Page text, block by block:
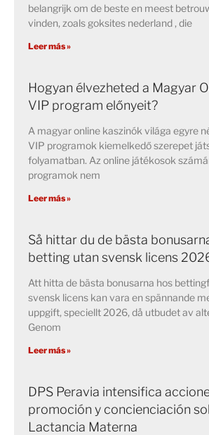
belangrijk om de beste en meest
vinden, zoals goksites nederland , die
Leer más »
Hogyan élvezheted a Magyar
VIP program előnyeit?
A magyar online kaszinók világa egyre
VIP programok kiemelkedő szerepet
folyamatban. Az online játékosok
programok nem
Leer más »
Så hittar du de bästa
betting utan svensk licens
Att hitta de bästa bonusarna hos
svensk licens kan vara en spännande
uppgift, speciellt 2026, då utbudet av
Genom
Leer más »
DPS Peravia intensifica
promoción y concienciación
Lactancia Materna